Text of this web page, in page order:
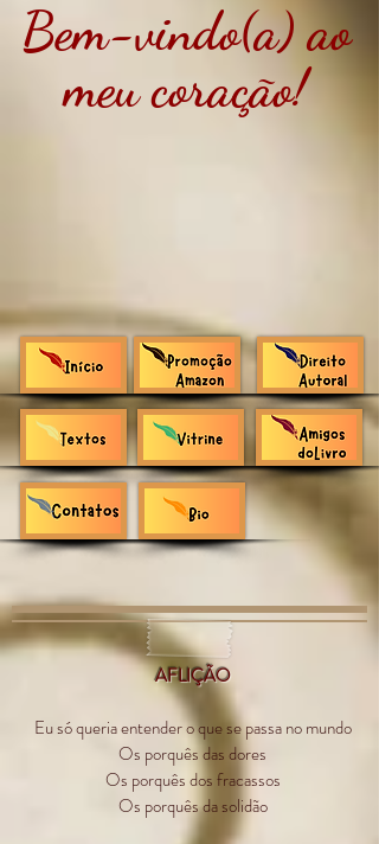
Bem-vindo(a) ao
meu coração!
AFLIÇÃO
Eu só queria entender o que se passa no mundo
Os porquês das dores
Os porquês dos fracassos
Os porquês da solidão